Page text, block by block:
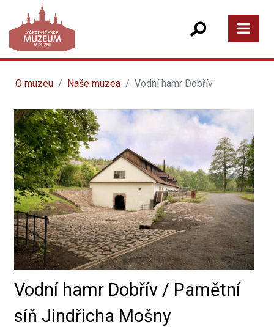
O muzeu Naše muzea Vodní hamr Dobřív
Vodní hamr Dobřív / Pamětní
síň Jindřicha Mošny